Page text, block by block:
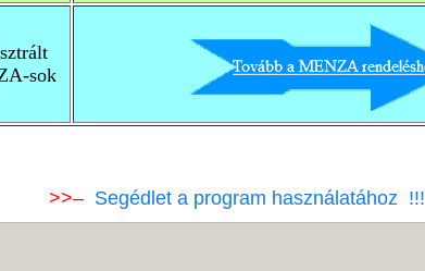
sok
>>– Segédlet a program használatához !!!